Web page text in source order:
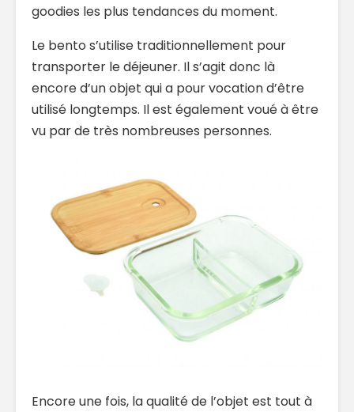
goodies les plus tendances du moment.
Le bento s’utilise traditionnellement pour
transporter le déjeuner. Il s’agit donc là
encore d’un objet qui a pour vocation d’être
utilisé longtemps. Il est également voué à être
vu par de très nombreuses personnes.
Encore une fois, la qualité de l’objet est tout à